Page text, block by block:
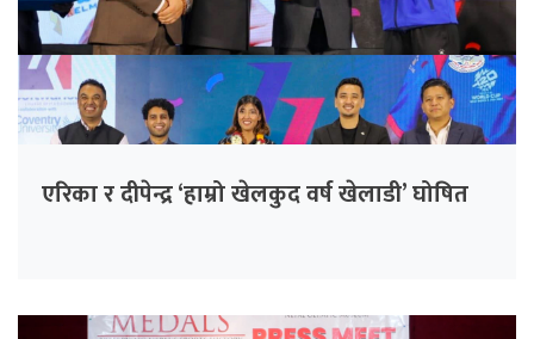
एरिका र दीपेन्द्र ‘हाम्रो खेलकुद वर्ष खेलाडी’ घोषित